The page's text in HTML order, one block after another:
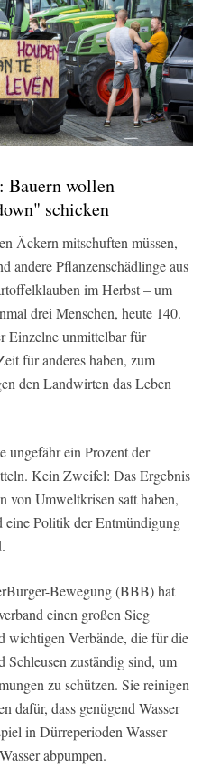
Bauern wollen
schicken
Äckern mitschuften müssen,
andere Pflanzenschädlinge aus
im Herbst – um
drei Menschen, heute 140.
Einzelne unmittelbar für
für anderes haben, zum
den Landwirten das Leben
ungefähr ein Prozent der
Kein Zweifel: Das Ergebnis
von Umweltkrisen satt haben,
eine Politik der Entmündigung
Bewegung (BBB) hat
einen großen Sieg
wichtigen Verbände, die für die
zuständig sind, um
zu schützen. Sie reinigen
dafür, dass genügend Wasser
in Dürreperioden Wasser
abpumpen.